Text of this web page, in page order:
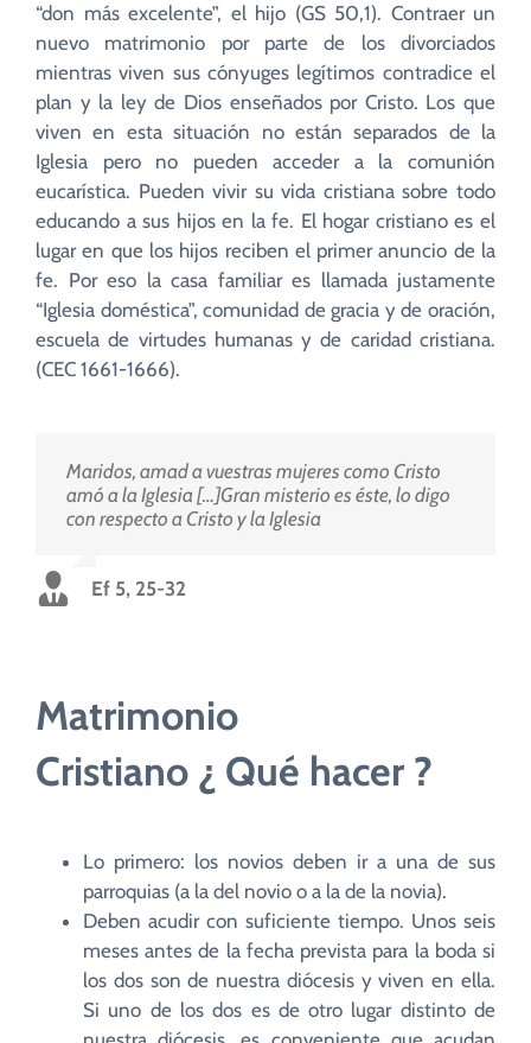
“don más excelente”, el hijo (GS50,1). Contraer un
nuevo matrimonio por parte de los divorciados
mientras viven sus cónyuges legítimos contradice el
plan y la ley de Dios enseñados por Cristo. Los que
viven en esta situación no están separados de la
Iglesia pero no pueden acceder a la comunión
eucarística. Pueden vivir su vida cristiana sobre todo
educando a sus hijos en la fe. El hogar cristiano es el
lugar en que los hijos reciben el primer anuncio de la
fe. Por eso la casa familiar es llamada justamente
“Iglesia doméstica”, comunidad de gracia y de oración,
escuela de virtudes humanas y de caridad cristiana.
(CEC 1661-1666).
Maridos, amad a vuestras mujeres como Cristo
amó a la Iglesia […]Gran misterio es éste, lo digo
con respecto a Cristo y la Iglesia
Ef 5, 25-32
Matrimonio
Cristiano ¿ Qué hacer ?
Lo primero: los novios deben ir a una de sus
parroquias (a la del novio o a la de la novia).
Deben acudir con suficiente tiempo. Unos seis
meses antes de la fecha prevista para la boda si
los dos son de nuestra diócesis y viven en ella.
Si uno de los dos es de otro lugar distinto de